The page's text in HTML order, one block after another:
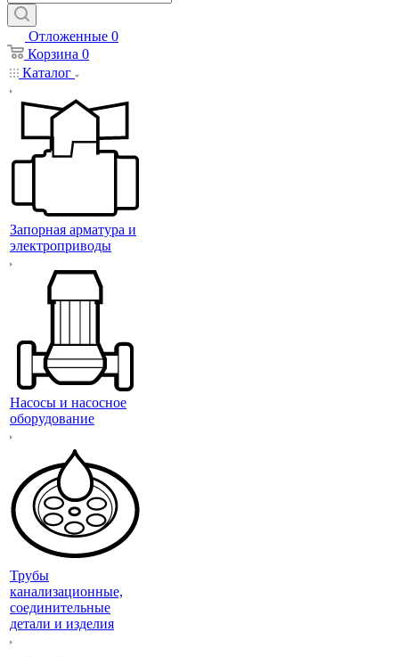
Отложенные 0
Корзина 0
Каталог
Запорная арматура и
электроприводы
Насосы и насосное
оборудование
Трубы
канализационные,
соединительные
детали и изделия